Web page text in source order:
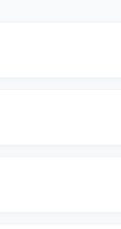
hedefler koyuyor
ve